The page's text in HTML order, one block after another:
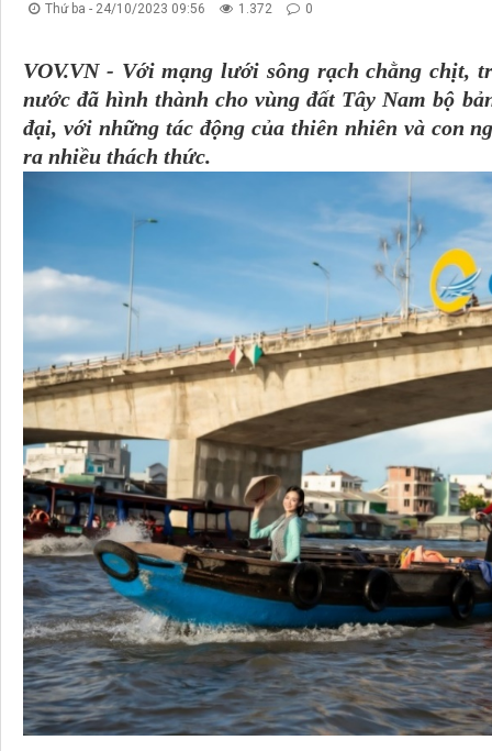
Thứ ba - 24/10/2023 09:56 1.372 0
VOV.VN - Với mạng lưới sông rạch chằng chịt,
nước đã hình thành cho vùng đất Tây Nam bộ
đại, với những tác động của thiên nhiên và con
ra nhiều thách thức.